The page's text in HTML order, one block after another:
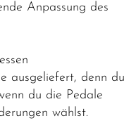
Anpassung des
ausgeliefert, denn du
du die Pedale
wählst.